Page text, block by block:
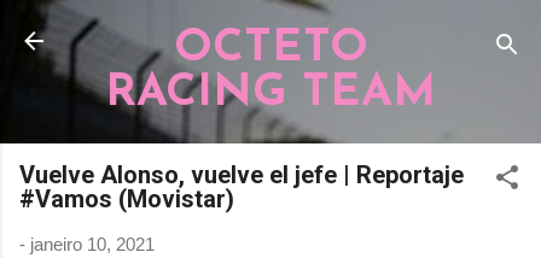
Pular para o conteúdo principal
OCTETO
RACING TEAM
Vuelve Alonso, vuelve el jefe | Reportaje
#Vamos​ (Movistar)
- janeiro 10, 2021